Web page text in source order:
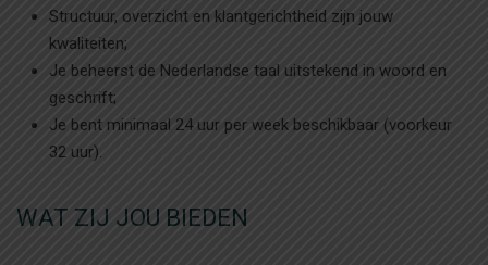
Structuur, overzicht en klantgerichtheid zijn jouw
kwaliteiten;
Je beheerst de Nederlandse taal uitstekend in woord en
geschrift;
Je bent minimaal 24 uur per week beschikbaar (voorkeur
32 uur).
WAT ZIJ JOU BIEDEN